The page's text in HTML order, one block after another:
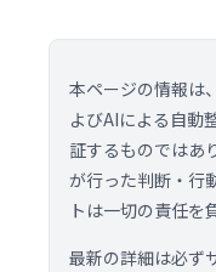
本ページの情報は
よびAIによる自動
証するものではあ
が行った判断・行
トは一切の責任を
最新の詳細は必ず